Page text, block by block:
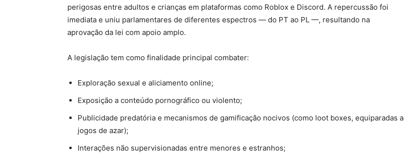
perigosas entre adultos e crianças em plataformas como Roblox e Discord. A repercussão foi
imediata e uniu parlamentares de diferentes espectros — do PT ao PL —, resultando na
aprovação da lei com apoio amplo.
A legislação tem como finalidade principal combater:
Exploração sexual e aliciamento online;
Exposição a conteúdo pornográfico ou violento;
Publicidade predatória e mecanismos de gamificação nocivos (como loot boxes, equiparadas a
jogos de azar);
Interações não supervisionadas entre menores e estranhos;